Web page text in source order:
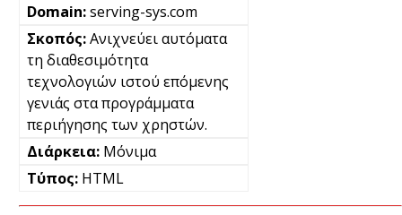
serving-sys.com
Ανιχνεύει αυτόματα
τη διαθεσιμότητα
τεχνολογιών ιστού επόμενης
γενιάς στα προγράμματα
περιήγησης των χρηστών.
Μόνιμα
HTML